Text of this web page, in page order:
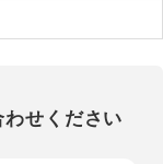
せください